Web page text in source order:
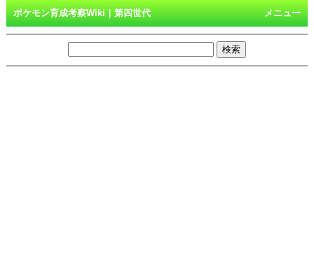
メニュー
ポケモン育成考察Wiki｜第四世代